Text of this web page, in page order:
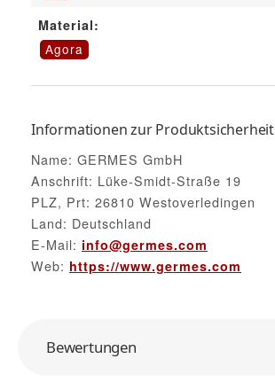
Material:
Agora
Informationen zur Produktsicherheit
Name: GERMES GmbH
Anschrift: Lüke-Smidt-Straße 19
PLZ, Prt: 26810 Westoverledingen
Land: Deutschland
E-Mail: info@germes.com
Web: https://www.germes.com
Bewertungen